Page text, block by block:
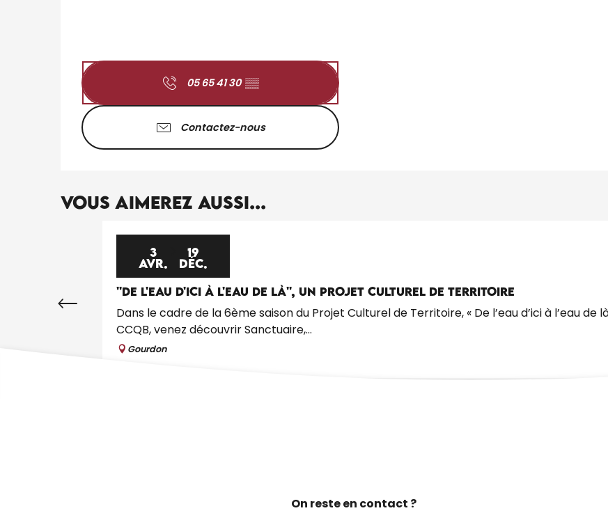
05 65 41 30 ▒▒
Contactez-nous
Vous aimerez aussi...
3
AVR.
19
DÉC.
''DE L'EAU D'ICI À L'EAU DE LÀ'', UN PROJET CULTUREL DE TERRITOIRE
Dans le cadre de la 6ème saison du Projet Culturel de Territoire, « De l’eau d’ici à l’eau
CCQB, venez découvrir Sanctuaire,...
Gourdon
On reste en contact ?